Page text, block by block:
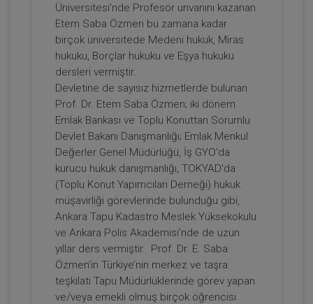
Devre Mülk Hakkının Emeklinin Emlak
Vergisi Muafiyetini Kaldırması ve 7464
Sayılı Kanun Uyarınca Günübirlik
Kiralanmasına Dayalı Yanılgılar Video
Eğitimi
300 TL Sepete Ekle
Prof. Dr. Etem Saba ÖZMEN
Üniversitesi'nde Profesör unvanını kazanan
Etem Saba Özmen bu zamana kadar
birçok üniversitede Medeni hukuk, Miras
hukuku, Borçlar hukuku ve Eşya hukuku
dersleri vermiştir.
Devletine de sayısız hizmetlerde bulunan
Prof. Dr. Etem Saba Özmen; iki dönem
Emlak Bankası ve Toplu Konuttan Sorumlu
Devlet Bakanı Danışmanlığı; Emlak Menkul
Değerler Genel Müdürlüğü, İş GYO'da
kurucu hukuk danışmanlığı, TOKYAD'da
(Toplu Konut Yapımcıları Derneği) hukuk
müşavirliği görevlerinde bulunduğu gibi,
Ankara Tapu Kadastro Meslek Yüksekokulu
ve Ankara Polis Akademisi’nde de uzun
yıllar ders vermiştir. Prof. Dr. E. Saba
Özmen’in Türkiye’nin merkez ve taşra
teşkilatı Tapu Müdürlüklerinde görev yapan
ve/veya emekli olmuş birçok öğrencisi